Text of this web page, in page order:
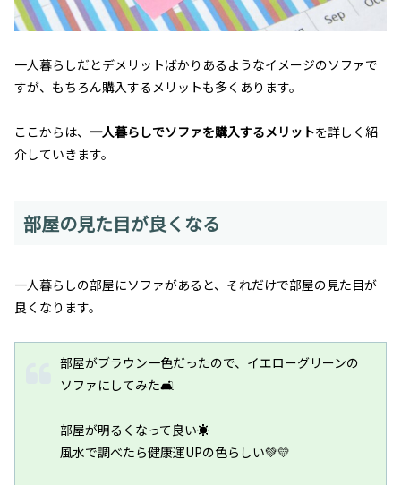
一人暮らしだとデメリットばかりあるようなイメージのソファで
すが、もちろん購入するメリットも多くあります。
ここからは、 一人暮らしでソファを購入するメリットを詳しく紹
介していきます。
部屋の見た目が良くなる
一人暮らしの部屋にソファがあると、それだけで部屋の見た目が
良くなります。
部屋がブラウン一色だったので、イエローグリーンの
ソファにしてみた🛋️
部屋が明るくなって良い☀️
風水で調べたら健康運UPの色らしい💚💛